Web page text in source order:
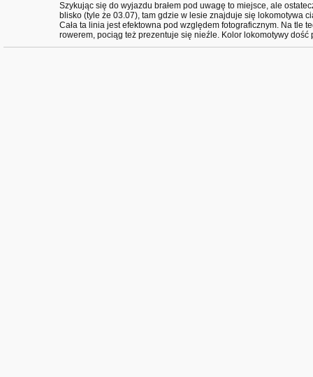
Szykując się do wyjazdu brałem pod uwagę to miejsce, ale
blisko (tyle że 03.07), tam gdzie w lesie znajduje się lokomotywa
Cała ta linia jest efektowna pod względem fotograficznym. Na tle
rowerem, pociąg też prezentuje się nieźle. Kolor lokomotywy